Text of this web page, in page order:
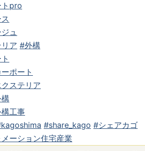
pro
ュ
ア #外構
ポート
ステリア
工事
#share_kago #シェアカゴ
ーション住宅産業